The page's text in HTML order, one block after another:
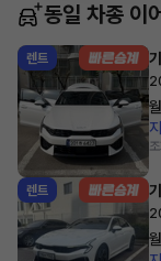
동일 차종 이
렌트
월
렌트
월